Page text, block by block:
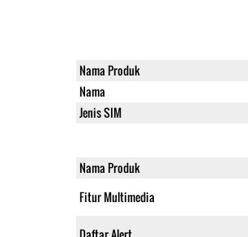
Nama Produk
Nama
Jenis SIM
Nama Produk
Fitur Multimedia